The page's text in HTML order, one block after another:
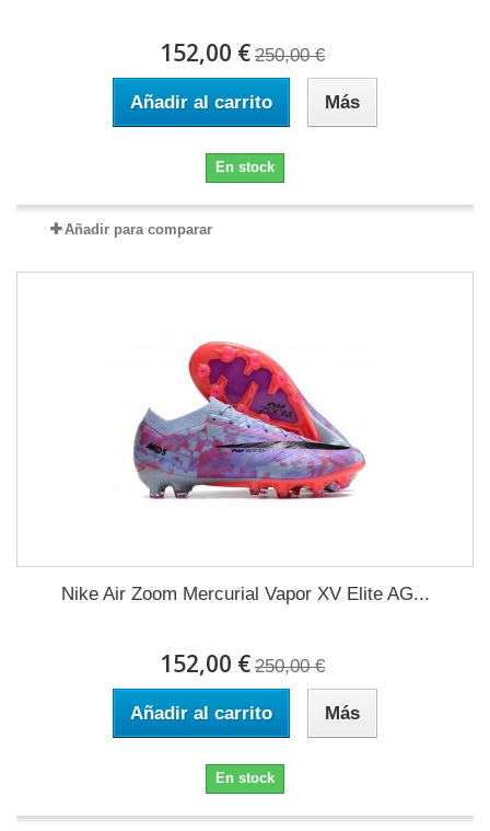
152,00 € 250,00 €
Añadir al carrito Más
En stock
Añadir para comparar
Nike Air Zoom Mercurial Vapor XV Elite AG...
152,00 € 250,00 €
Añadir al carrito Más
En stock